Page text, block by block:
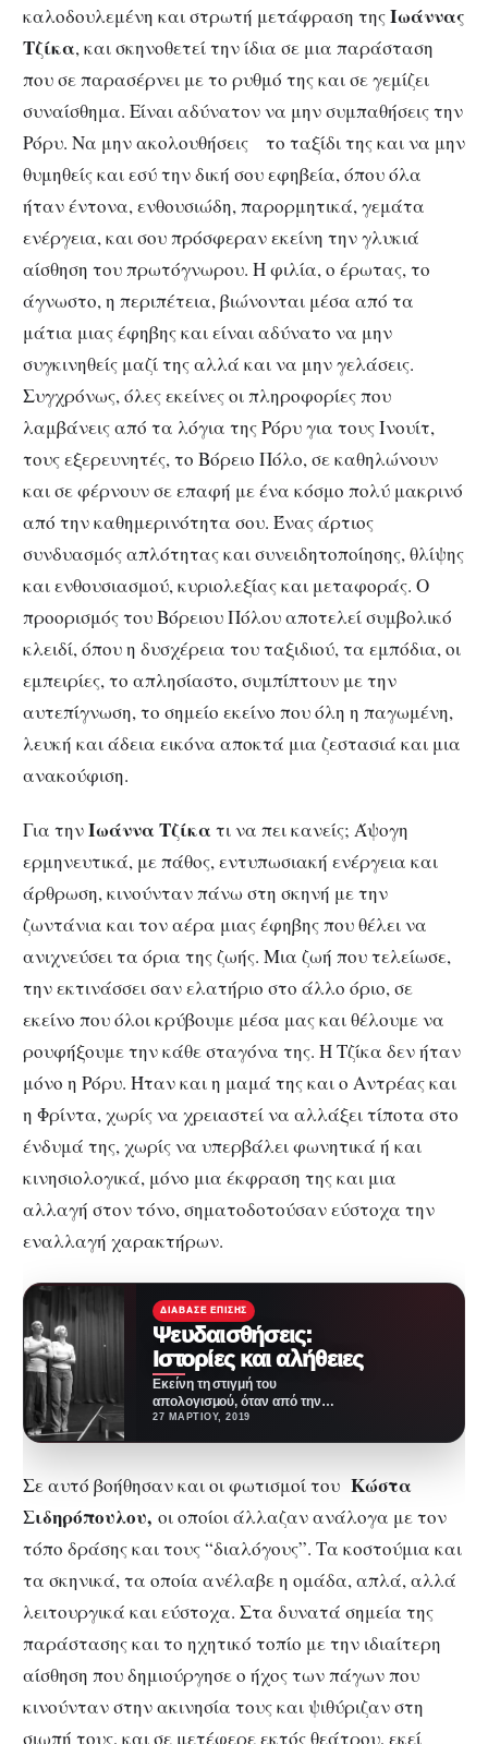
καλοδουλεμένη και στρωτή μετάφραση τηςΙωάννας
Τζίκα, και σκηνοθετεί την ίδια σε μια παράσταση
που σε παρασέρνει με το ρυθμό της και σε γεμίζει
συναίσθημα. Είναι αδύνατον να μην συμπαθήσεις την
Ρόρυ. Να μην ακολουθήσεις το ταξίδι της και να μην
θυμηθείς και εσύ την δική σου εφηβεία, όπου όλα
ήταν έντονα, ενθουσιώδη, παρορμητικά, γεμάτα
ενέργεια, και σου πρόσφεραν εκείνη την γλυκιά
αίσθηση του πρωτόγνωρου. Η φιλία, ο έρωτας, το
άγνωστο, η περιπέτεια, βιώνονται μέσα από τα
μάτια μιας έφηβης και είναι αδύνατο να μην
συγκινηθείς μαζί της αλλά και να μην γελάσεις.
Συγχρόνως, όλες εκείνες οι πληροφορίες που
λαμβάνεις από τα λόγια της Ρόρυ για τους Ινουίτ,
τους εξερευνητές, το Βόρειο Πόλο, σε καθηλώνουν
και σε φέρνουν σε επαφή με ένα κόσμο πολύ μακρινό
από την καθημερινότητα σου. Ένας άρτιος
συνδυασμός απλότητας και συνειδητοποίησης, θλίψης
και ενθουσιασμού, κυριολεξίας και μεταφοράς. Ο
προορισμός του Βόρειου Πόλου αποτελεί συμβολικό
κλειδί, όπου η δυσχέρεια του ταξιδιού, τα εμπόδια, οι
εμπειρίες, το απλησίαστο, συμπίπτουν με την
αυτεπίγνωση, το σημείο εκείνο που όλη η παγωμένη,
λευκή και άδεια εικόνα αποκτά μια ζεστασιά και μια
ανακούφιση.
Για τηνΙωάννα Τζίκατι να πει κανείς; Άψογη
ερμηνευτικά, με πάθος, εντυπωσιακή ενέργεια και
άρθρωση, κινούνταν πάνω στη σκηνή με την
ζωντάνια και τον αέρα μιας έφηβης που θέλει να
ανιχνεύσει τα όρια της ζωής. Μια ζωή που τελείωσε,
την εκτινάσσει σαν ελατήριο στο άλλο όριο, σε
εκείνο που όλοι κρύβουμε μέσα μας και θέλουμε να
ρουφήξουμε την κάθε σταγόνα της. Η Τζίκα δεν ήταν
μόνο η Ρόρυ. Ήταν και η μαμά της και ο Αντρέας και
η Φρίντα, χωρίς να χρειαστεί να αλλάξει τίποτα στο
ένδυμά της, χωρίς να υπερβάλει φωνητικά ή και
κινησιολογικά, μόνο μια έκφραση της και μια
αλλαγή στον τόνο, σηματοδοτούσαν εύστοχα την
εναλλαγή χαρακτήρων.
ΔΙΆΒΑΣΕ ΕΠΊΣΗΣ
Ψευδαισθήσεις:
Ιστορίες και αλήθειες
Εκείνη τη στιγμή του
απολογισμού, όταν από την
πραγματικότητα της ζωής
27 ΜΑΡΤΊΟΥ, 2019
Σε αυτό βοήθησαν και οι φωτισμοί του Κώστα
Σιδηρόπουλου, οι οποίοι άλλαζαν ανάλογα με τον
τόπο δράσης και τους “διαλόγους”. Τα κοστούμια και
τα σκηνικά, τα οποία ανέλαβε η ομάδα, απλά, αλλά
λειτουργικά και εύστοχα. Στα δυνατά σημεία της
παράστασης και το ηχητικό τοπίο με την ιδιαίτερη
αίσθηση που δημιούργησε ο ήχος των πάγων που
κινούνταν στην ακινησία τους και ψιθύριζαν στη
σιωπή τους, και σε μετέφερε εκτός θεάτρου, εκεί